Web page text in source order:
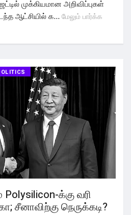
முக்கியமான அறிவிப்புகள்
ஆட்சியில் க... மேலும் பார்க்க
Polysilicon-க்கு வரி
சீனாவிற்கு நெருக்கடி?